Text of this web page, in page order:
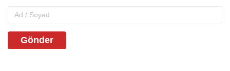
Gönder